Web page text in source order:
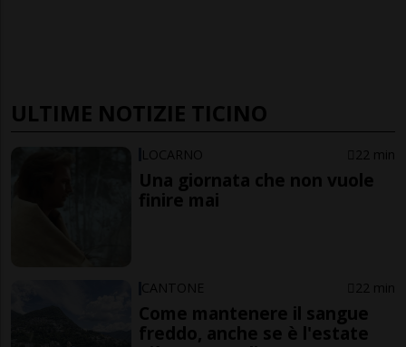
ULTIME NOTIZIE TICINO
LOCARNO 22 min
Una giornata che non vuole
finire mai
CANTONE 22 min
Come mantenere il sangue
freddo, anche se è l'estate